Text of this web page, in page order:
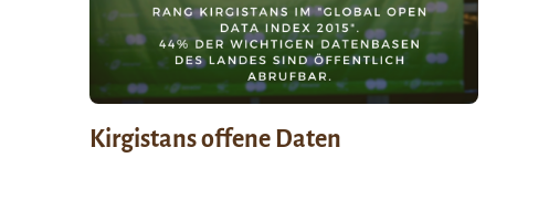
Kirgistans offene Daten